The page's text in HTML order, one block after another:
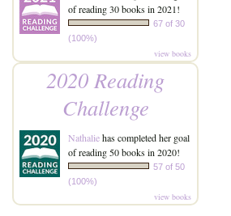
of reading 30 books in 2021!
67 of 30
(100%)
view books
2020 Reading
Challenge
Nathaliehas completed her goal
of reading 50 books in 2020!
57 of 50
(100%)
view books